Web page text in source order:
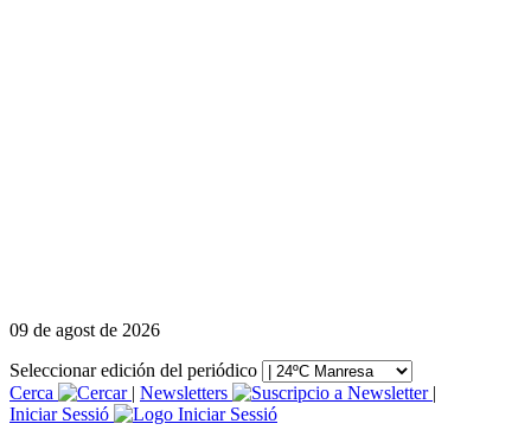
09 de agost de 2026
Seleccionar edición del periódico
Cerca
| Newsletters
|
Iniciar Sessió